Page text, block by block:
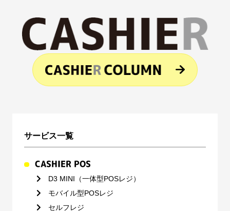
サービス一覧
CASHIER POS
D3 MINI（一体型POSレジ）
モバイル型POSレジ
セルフレジ